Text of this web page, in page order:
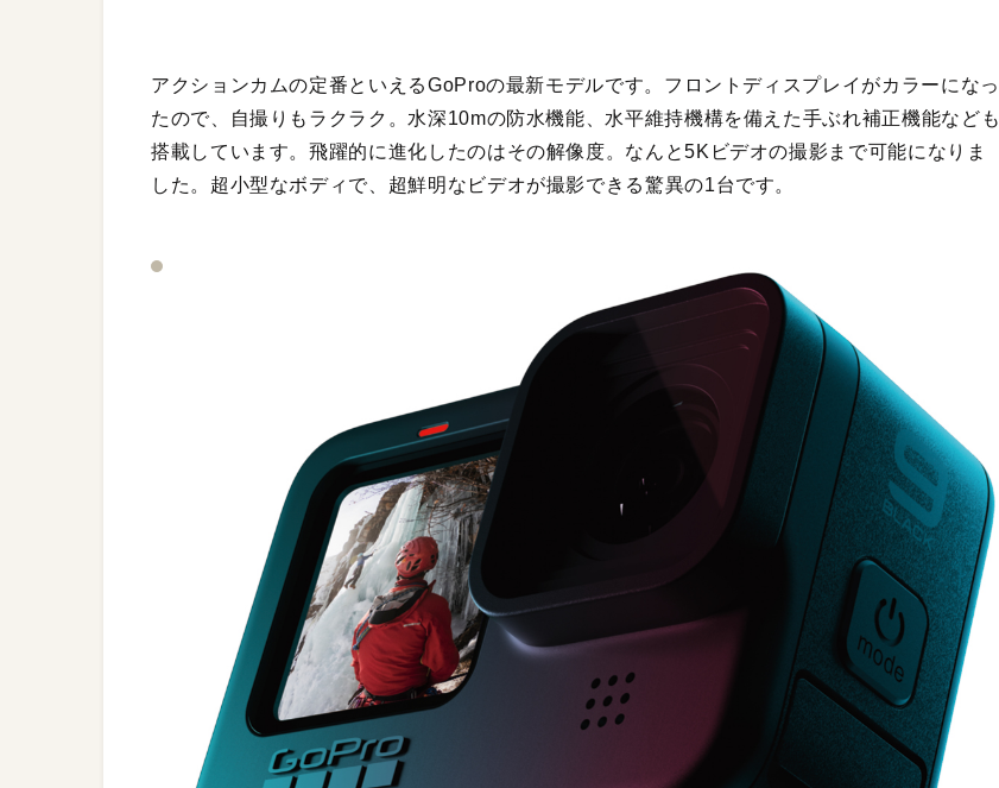
アクションカムの定番といえるGoProの最新モデルです。フロントディスプレイがカラーになっ
たので、自撮りもラクラク。水深10mの防水機能、水平維持機構を備えた手ぶれ補正機能なども
搭載しています。飛躍的に進化したのはその解像度。なんと5Kビデオの撮影まで可能になりま
した。超小型なボディで、超鮮明なビデオが撮影できる驚異の1台です。